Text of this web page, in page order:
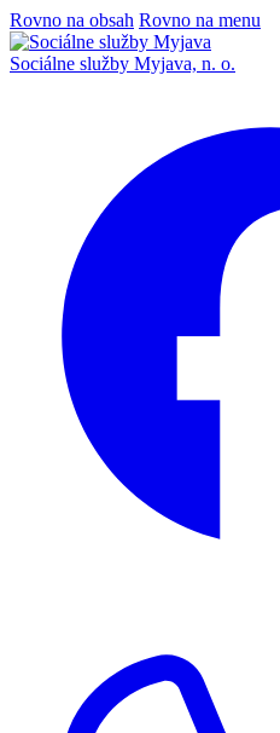
Rovno na obsah Rovno na menu
Sociálne služby Myjava, n. o.